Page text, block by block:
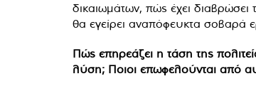
δικαιωμάτων, πώς έχει διαβρώσει
θα εγείρει αναπόφευκτα σοβαρά
Πώς επηρεάζει η τάση της
λύση; Ποιοι επωφελούνται από